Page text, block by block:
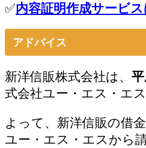
✅内容証明作成サービ
アドバイス
新洋信販株式会社は、
式会社ユー・エス・エ
よって、新洋信販の借
ユー・エス・エスから